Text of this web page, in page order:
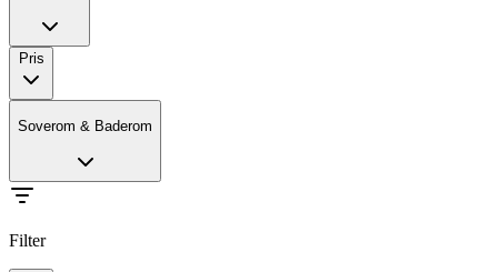
Pris
Soverom & Baderom
Filter